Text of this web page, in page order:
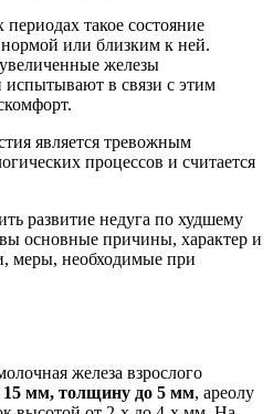
такое состояние
нормой или близким к ней.
железы
испытывают в связи с этим
является тревожным
процессов и считается
развитие недуга по худшему
основные причины, характер и
меры, необходимые при
железа взрослого
мм, толщину до 5 мм, ареолу